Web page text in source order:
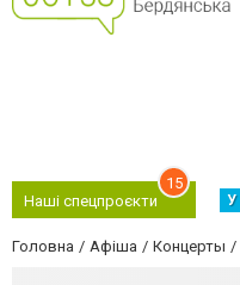
Наші спецпроєкти
15
У
Головна Афіша Концерты